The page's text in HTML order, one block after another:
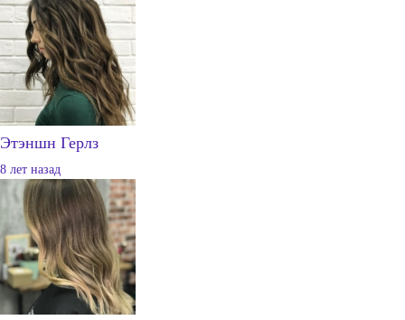
Этэншн Герлз
8 лет назад